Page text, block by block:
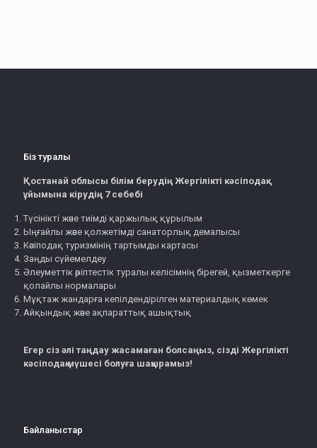
Біз туралы
Қостанай облысы білім берудің Жергілікті кәсіподақ
ұйымына кірудің 7 себебі
Түсінікті және тиімді қаржылық құрылым
Ыңғайлы және қолжетімді санаторлық демалысы
Кәсіподақ туризмінің тартымды картасы
Заңды сүйемелдеу
Әлеуметтік әріптестік туралы келісімнің бірегей, қызметкерге
қолайлы нормалары
Мұқтаж жандарға кепілдендірілген материалдық көмек
Айқындық және ақпараттық ашықтық
Егер сіз әлі таңдау жасамаған болсаңыз, сізді Жергілікті
кәсіподақ мүшесі болуға шақырамыз!
Байланыстар